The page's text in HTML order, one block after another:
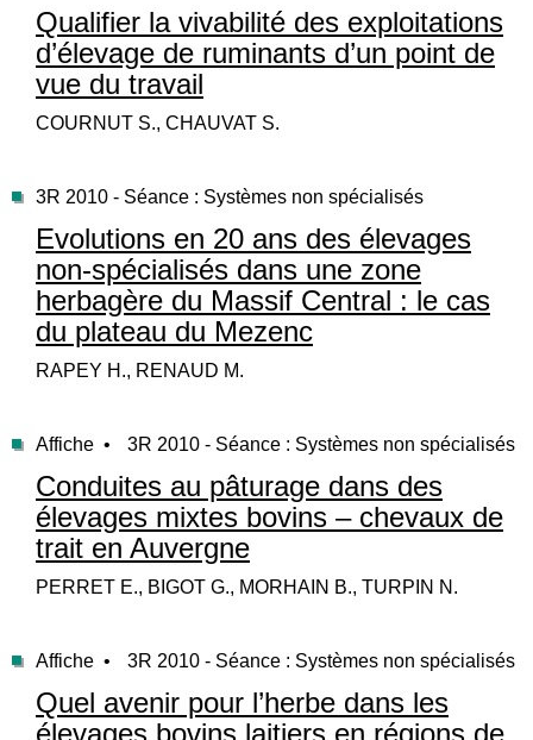
Qualifier la vivabilité des exploitations
d’élevage de ruminants d’un point de
vue du travail
COURNUT S., CHAUVAT S.
3R 2010 - Séance : Systèmes non spécialisés
Evolutions en 20 ans des élevages
non-spécialisés dans une zone
herbagère du Massif Central : le cas
du plateau du Mezenc
RAPEY H., RENAUD M.
Affiche • 3R 2010 - Séance : Systèmes non spécialisés
Conduites au pâturage dans des
élevages mixtes bovins – chevaux de
trait en Auvergne
PERRET E., BIGOT G., MORHAIN B., TURPIN N.
Affiche • 3R 2010 - Séance : Systèmes non spécialisés
Quel avenir pour l’herbe dans les